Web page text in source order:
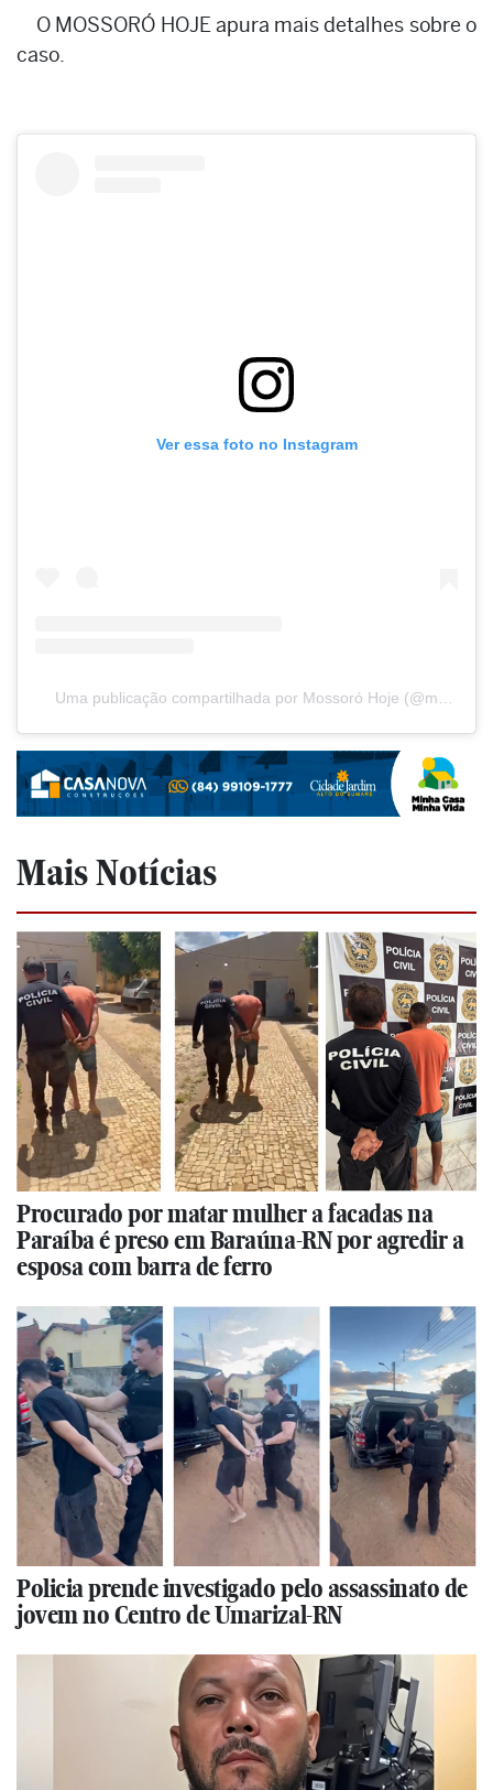
O MOSSORÓ HOJE apura mais detalhes sobre o
caso.
Ver essa foto no Instagram
Mais Notícias
Procurado por matar mulher a facadas na
Paraíba é preso em Baraúna-RN por agredir a
esposa com barra de ferro
Policia prende investigado pelo assassinato de
jovem no Centro de Umarizal-RN